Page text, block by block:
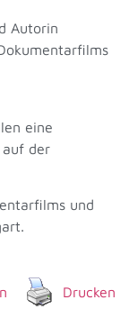
Autorin
eine
auf der
und
Drucken